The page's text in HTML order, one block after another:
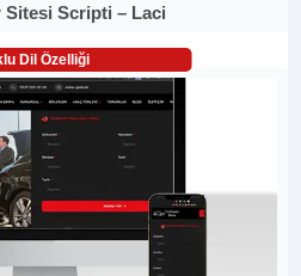
Sitesi Scripti – Laci
Dil Özelliği